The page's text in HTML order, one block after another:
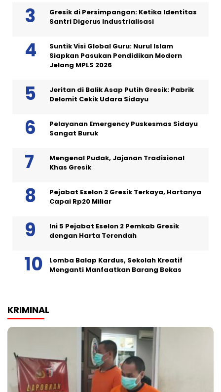
Gresik di Persimpangan: Ketika Identitas
Santri Digerus Industrialisasi
Suntik Visi Global Guru: Nurul Islam
Siapkan Pasukan Pendidikan Modern
Jelang MPLS 2026
Jeritan di Balik Asap Putih Gresik: Pabrik
Delomit Cekik Udara Sidayu
Pelayanan Emergency Puskesmas Sidayu
Sangat Buruk
Mengenal Pudak, Jajanan Tradisional
Khas Gresik
Pejabat Eselon 2 Gresik Terkaya, Hartanya
Capai Rp20 Miliar
Ini 5 Pejabat Eselon 2 Pemkab Gresik
dengan Harta Terendah
Lomba Balap Kardus, Sekolah Kreatif
Menganti Manfaatkan Barang Bekas
KRIMINAL